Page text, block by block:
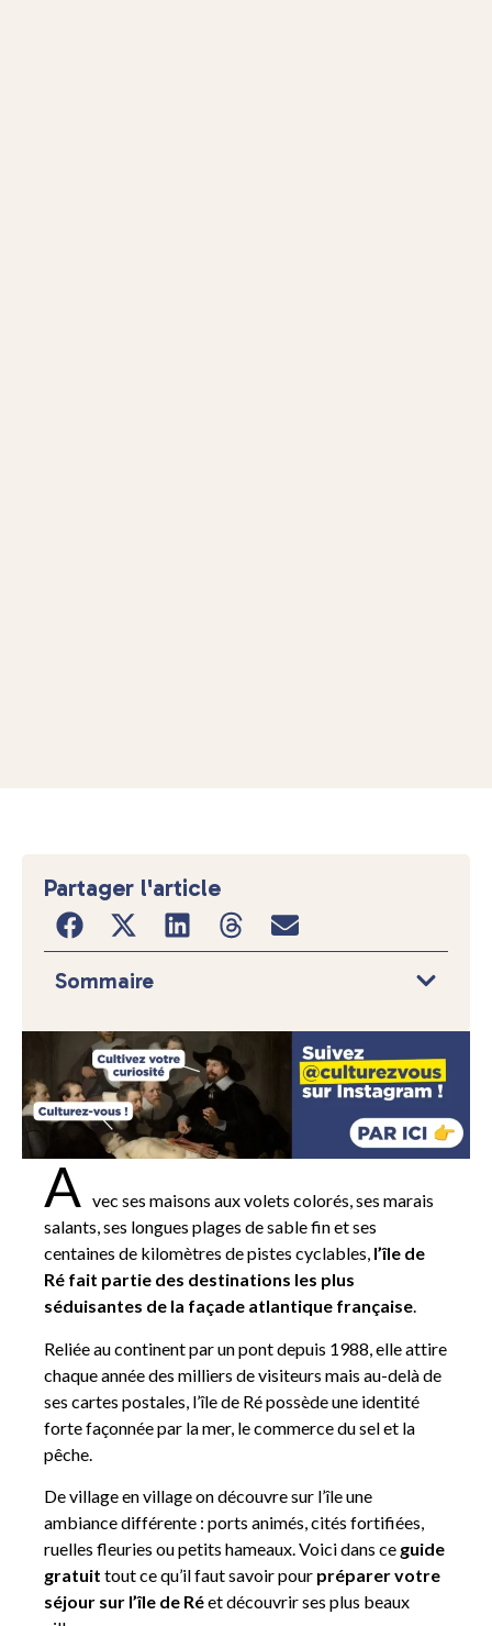
A vec ses maisons aux volets colorés, ses marais
salants, ses longues plages de sable fin et ses
centaines de kilomètres de pistes cyclables, l’île de
Ré fait partie des destinations les plus
séduisantes de la façade atlantique française.
Reliée au continent par un pont depuis 1988, elle attire
chaque année des milliers de visiteurs mais au-delà de
ses cartes postales, l’île de Ré possède une identité
forte façonnée par la mer, le commerce du sel et la
pêche.
De village en village on découvre sur l’île une
ambiance différente : ports animés, cités fortifiées,
ruelles fleuries ou petits hameaux. Voici dans ce guide
gratuit tout ce qu’il faut savoir pour préparer votre
séjour sur l’île de Réet découvrir ses plus beaux
Partager l'article
Sommaire